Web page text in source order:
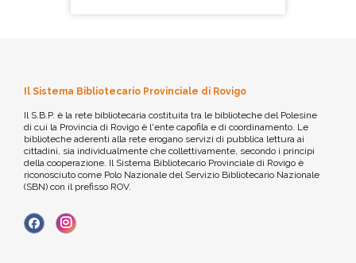
Il Sistema Bibliotecario Provinciale di Rovigo
Il S.B.P. è la rete bibliotecaria costituita tra le biblioteche del Polesine
di cui la Provincia di Rovigo è l'ente capofila e di coordinamento. Le
biblioteche aderenti alla rete erogano servizi di pubblica lettura ai
cittadini, sia individualmente che collettivamente, secondo i principi
della cooperazione. Il Sistema Bibliotecario Provinciale di Rovigo è
riconosciuto come Polo Nazionale del Servizio Bibliotecario Nazionale
(SBN) con il prefisso ROV.